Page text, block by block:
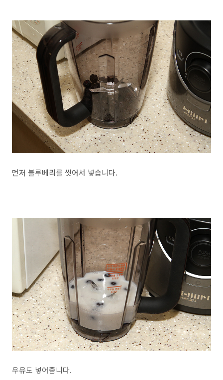
먼저 블루베리를 씻어서 넣습니다.
우유도 넣어줍니다.